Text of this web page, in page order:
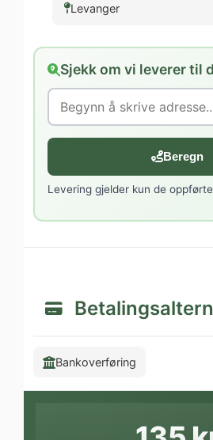
Levanger
Sjekk om vi leverer til
Beregn
Levering gjelder kun de
Bankoverføring